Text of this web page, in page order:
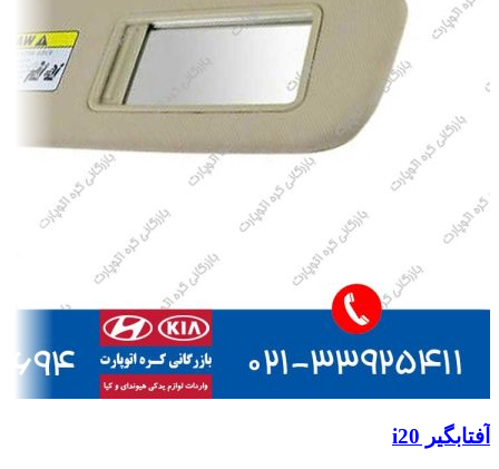
آفتابگیر i20